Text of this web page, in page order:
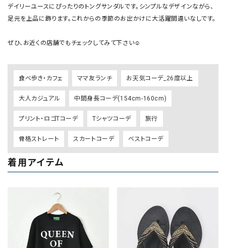
デイリーユースにぴったりのトングサンダルです。シンプルなデザインながら、
足元を上品に飾ります。これからの季節のお出かけに大活躍間違いなしです。
食べ歩き・カフェ ママ友ランチ お天気コーデ_26度以上
大人カジュアル 中間身長コーデ(154cm-160cm)
プリント・ロゴTコーデ Tシャツコーデ 旅行
骨格ストレート スカートコーデ ベストコーデ
着用アイテム